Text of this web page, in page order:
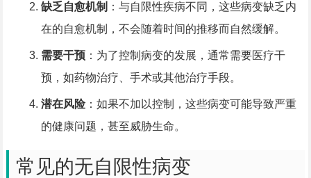
缺乏自愈机制 ：与自限性疾病不同，这些病变缺乏内
在的自愈机制，不会随着时间的推移而自然缓解。
需要干预：为了控制病变的发展，通常需要医疗干
预，如药物治疗、手术或其他治疗手段。
潜在风险：如果不加以控制，这些病变可能导致严重
的健康问题，甚至威胁生命。
常见的无自限性病变